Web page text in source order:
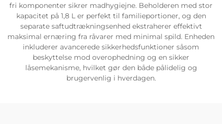
fri komponenter sikrer madhygiejne. Beholderen med stor
kapacitet på 1,8 L er perfekt til familieportioner, og den
separate saftudtrækningsenhed ekstraherer effektivt
maksimal ernæring fra råvarer med minimal spild. Enheden
inkluderer avancerede sikkerhedsfunktioner såsom
beskyttelse mod overophedning og en sikker
låsemekanisme, hvilket gør den både pålidelig og
brugervenlig i hverdagen.